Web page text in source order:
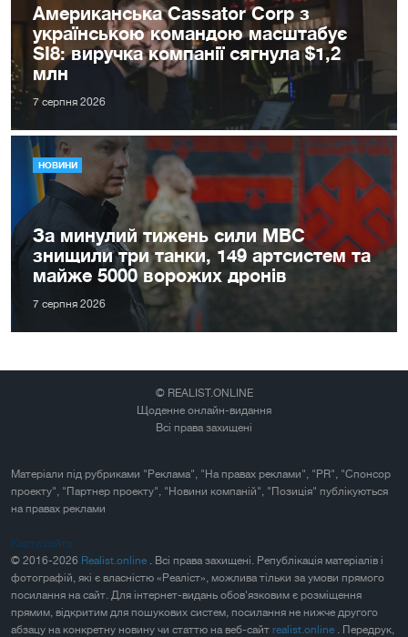
Американська Cassator Corp з
українською командою масштабує
SI8: виручка компанії сягнула $1,2
млн
7 серпня 2026
НОВИНИ
За минулий тижень сили МВС
знищили три танки, 149 артсистем та
майже 5000 ворожих дронів
7 серпня 2026
© REALIST.ONLINE
Щоденне онлайн-видання
Всі права захищені
Матеріали під рубриками "Реклама", "На правах реклами", "PR", "Спонсор
проекту", "Партнер проекту", "Новини компаній", "Позиція" публікуються
на правах реклами
Карта сайта
© 2016-2026 Realist.online
. Всі права захищені. Републікація матеріалів і
фотографій, які є власністю «Реаліст», можлива тільки за умови прямого
посилання на сайт. Для інтернет-видань обов'язковим є розміщення
прямим, відкритим для пошукових систем, посилання не нижче другого
абзацу на конкретну новину чи статтю на веб-сайт realist.online . Передрук,